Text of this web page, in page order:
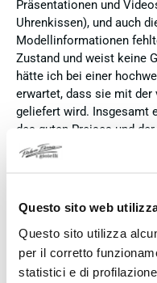
Questo sito web
Questo sito utilizza
per il corretto
statistici e di
Präsentationen und
Uhrenkissen), und auch
Modellinformationen
Zustand und weist keine
hätte ich bei einer
erwartet, dass sie mit
geliefert wird. Insgesamt
des guten Preises und
jedoch, dass bei
eine vollständige und
Vor 5 Tagen
Perfetto